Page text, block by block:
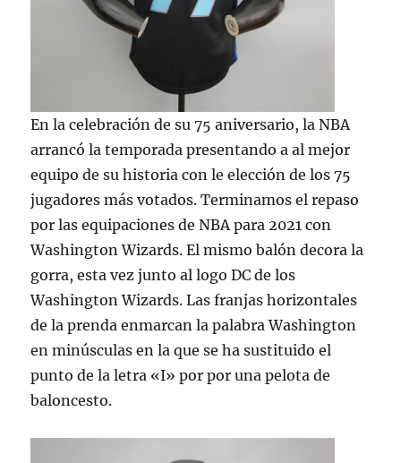
En la celebración de su 75 aniversario, la NBA
arrancó la temporada presentando a al mejor
equipo de su historia con le elección de los 75
jugadores más votados. Terminamos el repaso
por las equipaciones de NBA para 2021 con
Washington Wizards. El mismo balón decora la
gorra, esta vez junto al logo DC de los
Washington Wizards. Las franjas horizontales
de la prenda enmarcan la palabra Washington
en minúsculas en la que se ha sustituido el
punto de la letra «I» por por una pelota de
baloncesto.